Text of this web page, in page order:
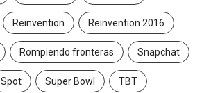
Reinvention Reinvention 2016
Rompiendo fronteras Snapchat
Spot Super Bowl TBT